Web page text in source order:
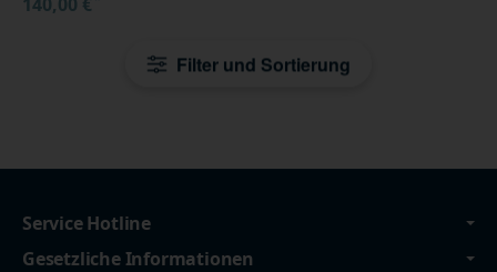
Filter und Sortierung
Service Hotline
Gesetzliche Informationen